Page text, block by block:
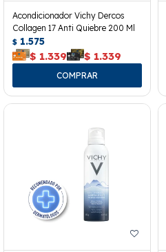
Acondicionador Vichy Dercos
Collagen 17 Anti Quiebre 200 Ml
$ 1.575
$ 1.339 $ 1.339